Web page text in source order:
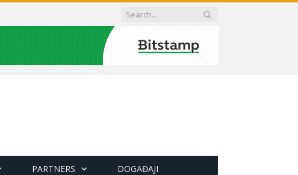
PARTNERS DOGAĐAJI